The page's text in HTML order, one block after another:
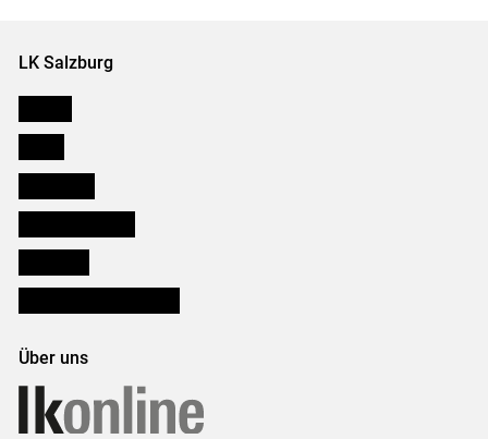
LK Salzburg
Über uns